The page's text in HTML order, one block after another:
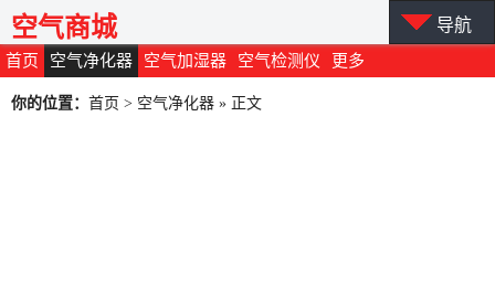
首页 空气净化器 空气加湿器 空气检测仪 更多
空气商城 导航
你的位置： 首页 > 空气净化器 » 正文